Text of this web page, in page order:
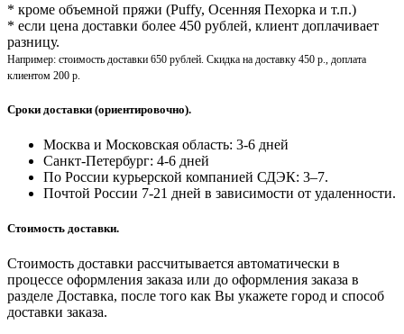
* кроме объемной пряжи (Puffy, Осенняя Пехорка и т.п.)
* если цена доставки более 450 рублей, клиент доплачивает
разницу.
Например: стоимость доставки 650 рублей. Скидка на доставку 450 р., доплата
клиентом 200 р.
Сроки доставки (ориентировочно).
Москва и Московская область: 3-6 дней
Санкт-Петербург: 4-6 дней
По России курьерской компанией СДЭК: 3–7.
Почтой России 7-21 дней в зависимости от удаленности.
Стоимость доставки.
Стоимость доставки рассчитывается автоматически в
процессе оформления заказа или до оформления заказа в
разделе Доставка, после того как Вы укажете город и способ
доставки заказа.